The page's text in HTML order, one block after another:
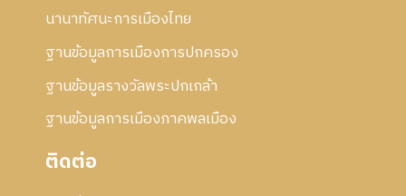
นานาทัศนะการเมืองไทย
ฐานข้อมูลการเมืองการปกครอง
ฐานข้อมูลรางวัลพระปกเกล้า
ฐานข้อมูลการเมืองภาคพลเมือง
ติดต่อ